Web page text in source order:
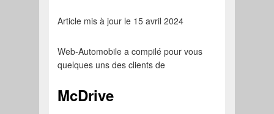
Article mis à jour le 15 avril 2024
Web-Automobile a compilé pour vous
quelques uns des clients de
McDrive